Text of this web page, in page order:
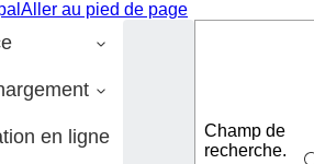
Aller au pied de page
en ligne
Champ de
recherche.